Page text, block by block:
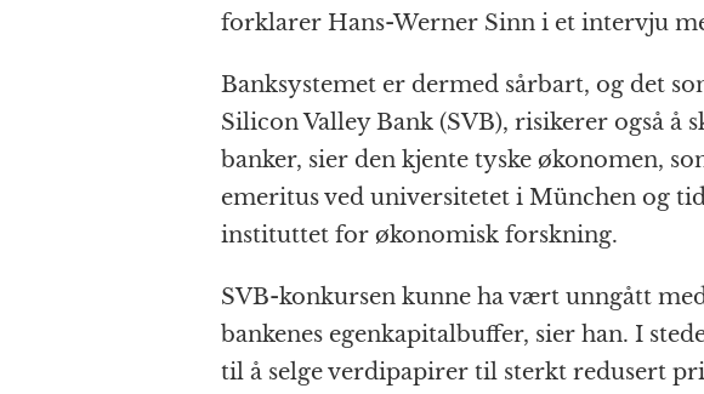
forklarer Hans-Werner Sinn i et intervju
Banksystemet er dermed sårbart, og det
Silicon Valley Bank (SVB), risikerer også å
banker, sier den kjente tyske økonomen,
emeritus ved universitetet i München og
instituttet for økonomisk forskning.
SVB-konkursen kunne ha vært unngått
bankenes egen­kapital­buffer, sier han. I
til å selge verdi­papirer til sterkt redusert